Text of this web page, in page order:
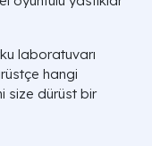
laboratuvarı
hangi
size dürüst bir